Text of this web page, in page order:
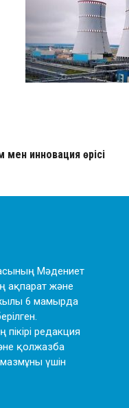
инновация өрісі
Мәдениет
ақпарат және
жылы 6 мамырда
редакция
қолжазба
үшін